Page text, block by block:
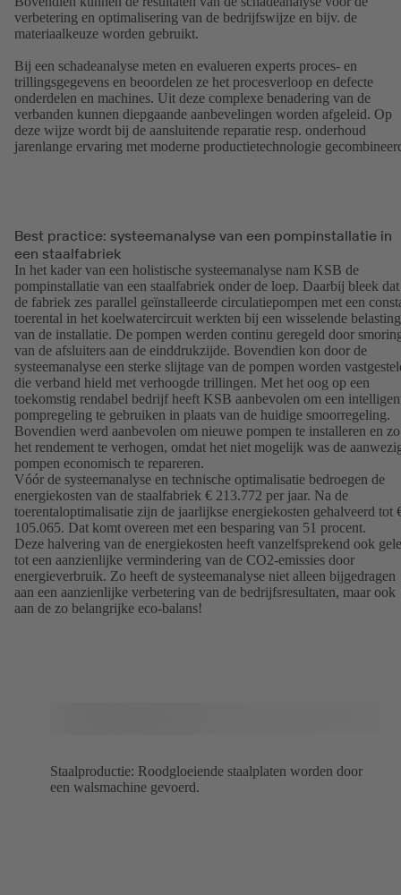
verbetering en optimalisering van de bedrijfswijze en bijv. de
materiaalkeuze worden gebruikt.
Bij een schadeanalyse meten en evalueren experts proces- en
trillingsgegevens en beoordelen ze het procesverloop en defecte
onderdelen en machines. Uit deze complexe benadering van de
verbanden kunnen diepgaande aanbevelingen worden afgeleid. Op
deze wijze wordt bij de aansluitende reparatie resp. onderhoud
jarenlange ervaring met moderne productietechnologie
Best practice: systeemanalyse van een pompinstallatie in
een staalfabriek
In het kader van een holistische systeemanalyse nam KSB de
pompinstallatie van een staalfabriek onder de loep. Daarbij bleek
de fabriek zes parallel geïnstalleerde circulatiepompen met een
toerental in het koelwatercircuit werkten bij een wisselende belasting
van de installatie. De pompen werden continu geregeld door
van de afsluiters aan de einddrukzijde. Bovendien kon door de
systeemanalyse een sterke slijtage van de pompen worden
die verband hield met verhoogde trillingen. Met het oog op een
toekomstig rendabel bedrijf heeft KSB aanbevolen om een
pompregeling te gebruiken in plaats van de huidige smoorregeling.
Bovendien werd aanbevolen om nieuwe pompen te installeren en zo
het rendement te verhogen, omdat het niet mogelijk was de
pompen economisch te repareren.
Vóór de systeemanalyse en technische optimalisatie bedroegen de
energiekosten van de staalfabriek € 213.772 per jaar. Na de
toerentaloptimalisatie zijn de jaarlijkse energiekosten gehalveerd tot
105.065. Dat komt overeen met een besparing van 51 procent.
Deze halvering van de energiekosten heeft vanzelfsprekend ook
tot een aanzienlijke vermindering van de CO2-emissies door
energieverbruik. Zo heeft de systeemanalyse niet alleen bijgedragen
aan een aanzienlijke verbetering van de bedrijfsresultaten, maar ook
aan de zo belangrijke eco-balans!
Staalproductie: Roodgloeiende staalplaten worden door
een walsmachine gevoerd.